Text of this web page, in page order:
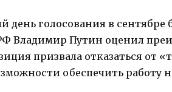
день голосования в сентябре
Владимир Путин оценил
призвала отказаться от
обеспечить работу